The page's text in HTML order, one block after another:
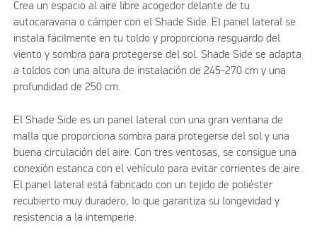
Crea un espacio al aire libre acogedor delante de tu
autocaravana o cámper con el Shade Side. El panel lateral se
instala fácilmente en tu toldo y proporciona resguardo del
viento y sombra para protegerse del sol. Shade Side se adapta
a toldos con una altura de instalación de 245-270 cm y una
profundidad de 250 cm.
El Shade Side es un panel lateral con una gran ventana de
malla que proporciona sombra para protegerse del sol y una
buena circulación del aire. Con tres ventosas, se consigue una
conexión estanca con el vehículo para evitar corrientes de aire.
El panel lateral está fabricado con un tejido de poliéster
recubierto muy duradero, lo que garantiza su longevidad y
resistencia a la intemperie.